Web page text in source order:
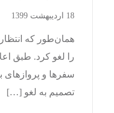
18 اردیبهشت 1399
همان‌طور که
را لغو کرد. طبق
سفرها و
تصمیم به لغو […]